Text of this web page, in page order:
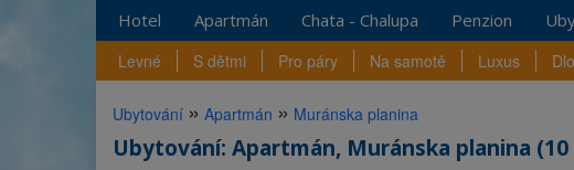
Hotel
Apartmán Chata - Chalupa Penzion
Levné S dětmi Pro páry Na samotě Luxus
Ubytování » Apartmán » Muránska planina
Ubytování: Apartmán, Muránska planina